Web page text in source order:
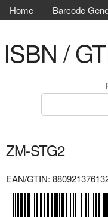
Home Barcode
ISBN /
ZM-STG2
EAN/GTIN: